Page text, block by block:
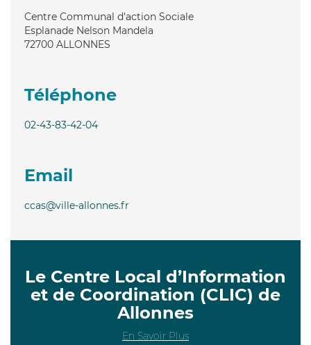
Centre Communal d'action Sociale
Esplanade Nelson Mandela
72700 ALLONNES
Téléphone
02-43-83-42-04
Email
ccas@ville-allonnes.fr
Le Centre Local d’Information
et de Coordination (CLIC) de
Allonnes
En Savoir Plus